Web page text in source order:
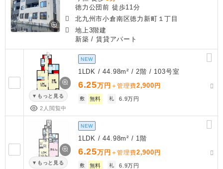
徳力公団前 徒歩11分
北九州市小倉南区徳力新町１丁目
地上3階建
新築 / 賃貸アパート
もっと見る
2人閲覧中
NEW
1LDK / 44.98m² / 2階 / 103号室
6.25万円 ＋管理費2,900 円
敷 無料 礼 6.9万円
もっと見る
NEW
1LDK / 44.98m² / 1階
6.25万円 ＋管理費2,900 円
敷 無料 礼 6.9万円